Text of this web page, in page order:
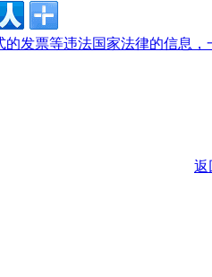
的发票等违法国家法律的信息
返